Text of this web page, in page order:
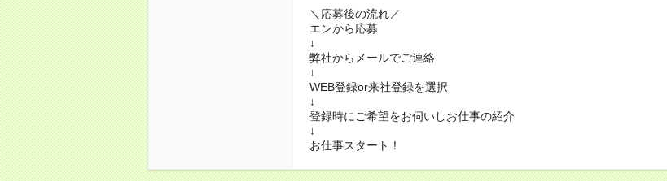
＼応募後の流れ／
エンから応募
↓
弊社からメールでご連絡
↓
WEB登録or来社登録を選択
↓
登録時にご希望をお伺いしお仕事の紹介
↓
お仕事スタート！